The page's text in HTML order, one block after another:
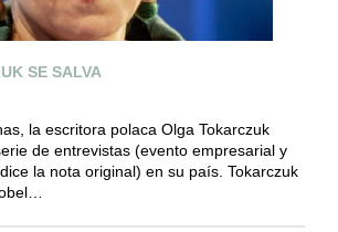
SE SALVA
la escritora polaca Olga Tokarczuk
de entrevistas (evento empresarial y
la nota original) en su país. Tokarczuk